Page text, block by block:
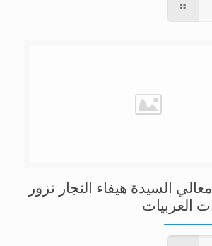
السيدة هيفاء النجار تزور
العربيات